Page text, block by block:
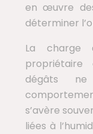
en œuvre
déterminer
La charge
dégâts
s’avère
liées à